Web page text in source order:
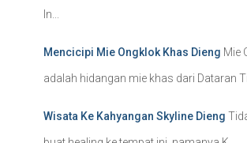
In...
Mencicipi Mie Ongklok Khas Dieng Mie
adalah hidangan mie khas dari Dataran
Wisata Ke Kahyangan Skyline Dieng